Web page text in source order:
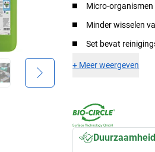
Micro-
Minder wisselen
Set bevat
+ Meer weergeven